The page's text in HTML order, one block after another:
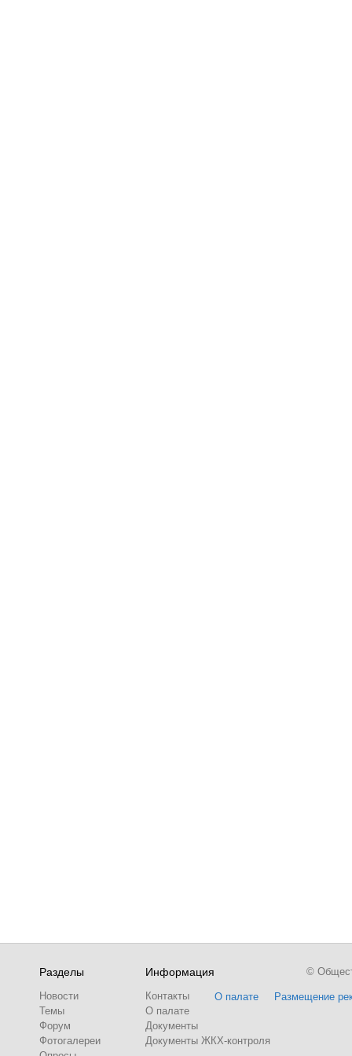
Разделы
Новости
Темы
Форум
Фотогалереи
Информация
Контакты
О палате
Документы
Документы ЖКХ-контроля
О палате Размещение
©